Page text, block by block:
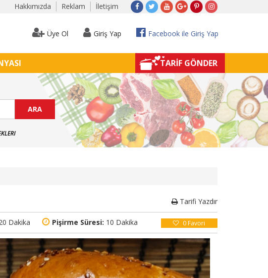
Hakkımızda Reklam İletişim
Üye Ol Giriş Yap Facebook ile Giriş Yap
TARİF GÖNDER
ARA
Tarifi Yazdır
Dakika Pişirme Süresi: 10 Dakika 0 Favori